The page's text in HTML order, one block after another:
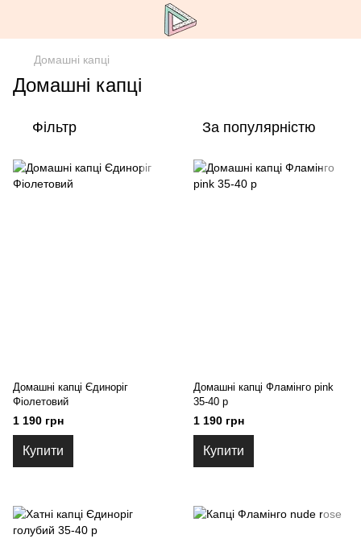
Домашні капці
Домашні капці
Фільтр За популярністю
Домашні капці Єдиноріг
Фіолетовий
1 190 грн
Купити
Домашні капці Фламінго pink
35-40 р
1 190 грн
Купити